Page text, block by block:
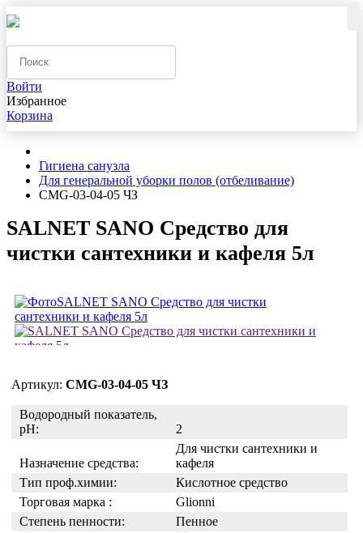
Войти
Избранное
Корзина
Гигиена санузла
Для генеральной уборки полов (отбеливание)
CMG-03-04-05 ЧЗ
SALNET SANO Средство для
чистки сантехники и кафеля 5л
Артикул: CMG-03-04-05 ЧЗ
Водородный показатель,
pH:
2
Назначение средства:
Для чистки сантехники и
кафеля
Тип проф.химии:
Кислотное средство
Торговая марка :
Glionni
Степень пенности:
Пенное